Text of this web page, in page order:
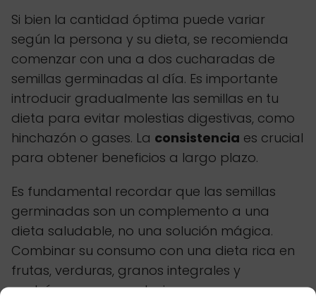
Si bien la cantidad óptima puede variar
según la persona y su dieta, se recomienda
comenzar con una a dos cucharadas de
semillas germinadas al día. Es importante
introducir gradualmente las semillas en tu
dieta para evitar molestias digestivas, como
hinchazón o gases. La consistencia es crucial
para obtener beneficios a largo plazo.
Es fundamental recordar que las semillas
germinadas son un complemento a una
dieta saludable, no una solución mágica.
Combinar su consumo con una dieta rica en
frutas, verduras, granos integrales y
proteínas magras, y baja en grasas